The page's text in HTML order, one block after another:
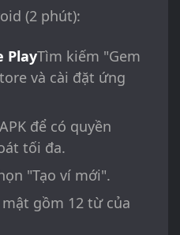
(2 phút):
PlayTìm kiếm "Gem
và cài đặt ứng
để có quyền
tối đa.
"Tạo ví mới".
gồm 12 từ của